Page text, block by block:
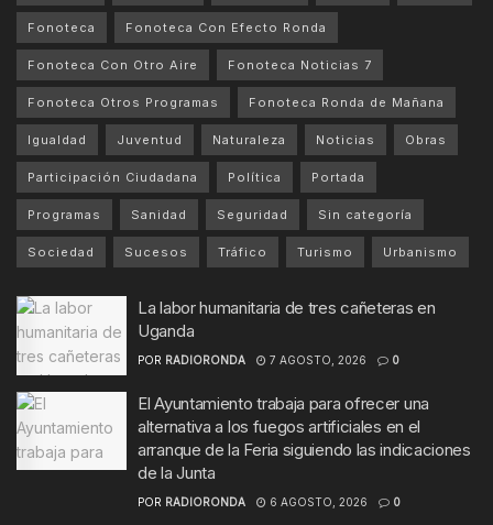
Fonoteca Fonoteca Con Efecto Ronda
Fonoteca Con Otro Aire Fonoteca Noticias 7
Fonoteca Otros Programas Fonoteca Ronda de Mañana
Igualdad Juventud Naturaleza Noticias Obras
Participación Ciudadana Política Portada
Programas Sanidad Seguridad Sin categoría
Sociedad Sucesos Tráfico Turismo Urbanismo
La labor humanitaria de tres cañeteras en
Uganda
POR RADIORONDA 7 AGOSTO, 2026 0
El Ayuntamiento trabaja para ofrecer una
alternativa a los fuegos artificiales en el
arranque de la Feria siguiendo las indicaciones
de la Junta
POR RADIORONDA 6 AGOSTO, 2026 0